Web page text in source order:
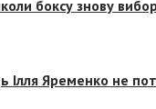
боксу знову
Ілля Яременко не